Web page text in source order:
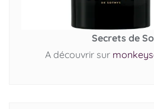
Secrets de
A découvrir sur